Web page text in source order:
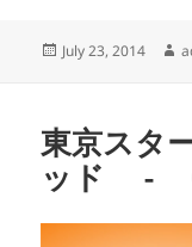
Posted
July 23, 2014
東京スタ
ッド -